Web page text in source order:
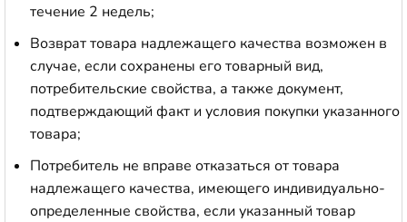
течение 2 недель;
Возврат товара надлежащего качества возможен в
случае, если сохранены его товарный вид,
потребительские свойства, а также документ,
подтверждающий факт и условия покупки указанного
товара;
Потребитель не вправе отказаться от товара
надлежащего качества, имеющего индивидуально-
определенные свойства, если указанный товар